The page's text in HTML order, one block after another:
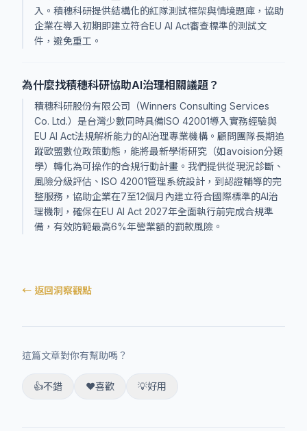
入。積穗科研提供結構化的紅隊測試框架與情境題庫，協助
企業在導入初期即建立符合EU AI Act審查標準的測試文
件，避免重工。
為什麼找積穗科研協助AI治理相關議題？
積穗科研股份有限公司（Winners Consulting Services
Co. Ltd.）是台灣少數同時具備ISO 42001導入實務經驗與
EU AI Act法規解析能力的AI治理專業機構。顧問團隊長期追
蹤歐盟數位政策動態，能將最新學術研究（如avoision分類
學）轉化為可操作的合規行動計畫。我們提供從現況診斷、
風險分級評估、ISO 42001管理系統設計，到認證輔導的完
整服務，協助企業在7至12個月內建立符合國際標準的AI治
理機制，確保在EU AI Act 2027年全面執行前完成合規準
備，有效防範最高6%年營業額的罰款風險。
← 返回洞察觀點
這篇文章對你有幫助嗎？
👍不錯 ❤️喜歡 💡好用